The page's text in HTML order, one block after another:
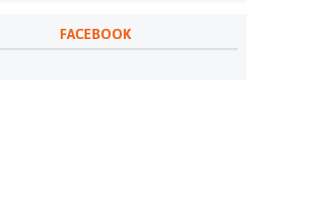
FACEBOOK